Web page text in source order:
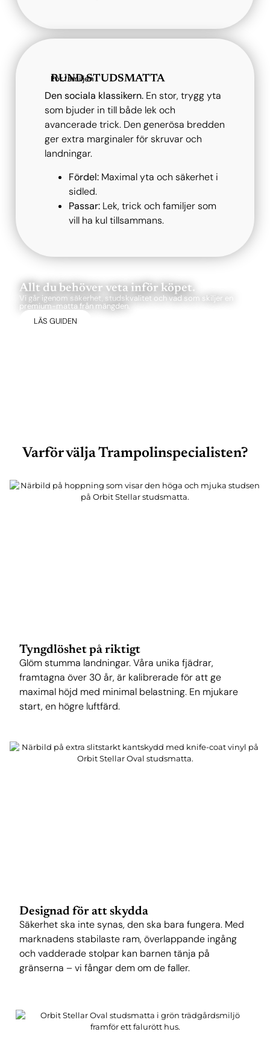
RUND STUDSMATTA
För familjen
Den sociala klassikern. En stor, trygg yta
som bjuder in till både lek och
avancerade trick. Den generösa bredden
ger extra marginaler för skruvar och
landningar.
Fördel: Maximal yta och säkerhet i
sidled.
Passar: Lek, trick och familjer som
vill ha kul tillsammans.
Allt du behöver veta inför köpet.
Vi går igenom säkerhet, studskvalitet och vad som skiljer en
premium-matta från mängden.
LÄS GUIDEN
Varför välja Trampolinspecialisten?
Tyngdlöshet på riktigt
Glöm stumma landningar. Våra unika fjädrar,
framtagna över 30 år, är kalibrerade för att ge
maximal höjd med minimal belastning. En mjukare
start, en högre luftfärd.
Designad för att skydda
Säkerhet ska inte synas, den ska bara fungera. Med
marknadens stabilaste ram, överlappande ingång
och vadderade stolpar kan barnen tänja på
gränserna – vi fångar dem om de faller.